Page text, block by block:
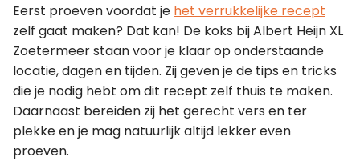
Eerst proeven voordat je het verrukkelijke recept
zelf gaat maken? Dat kan! De koks bij Albert Heijn XL
Zoetermeer staan voor je klaar op onderstaande
locatie, dagen en tijden. Zij geven je de tips en tricks
die je nodig hebt om dit recept zelf thuis te maken.
Daarnaast bereiden zij het gerecht vers en ter
plekke en je mag natuurlijk altijd lekker even
proeven.